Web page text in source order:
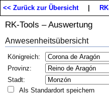
<< Zurück zur Übersicht
RK-Tools – Auswertung
Anwesenheitsübersicht
Königreich:
Provinz:
Stadt:
Als Standardort speichern